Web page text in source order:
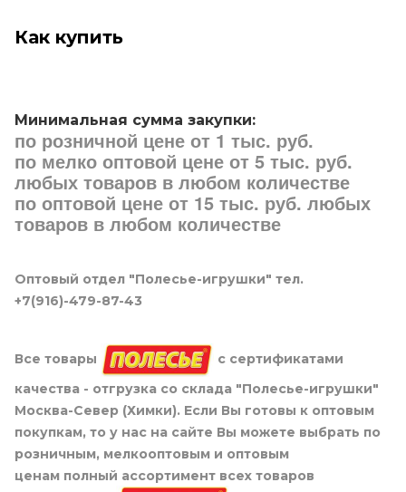
Как купить
Минимальная сумма закупки:
по розничной цене от 1 тыс. руб.
по мелко оптовой цене от 5 тыс. руб.
любых товаров в любом количестве
по оптовой цене от 15 тыс. руб. любых
товаров в любом количестве
Оптовый отдел "Полесье-игрушки" тел.
+7(916)-479-87-43
Все товары
с сертификатами
качества - отгрузка со склада "Полесье-игрушки"
Москва-Север (Химки). Если Вы готовы к оптовым
покупкам, то у нас на сайте Вы можете выбрать по
розничным, мелкооптовым и оптовым
ценам полный ассортимент всех товаров